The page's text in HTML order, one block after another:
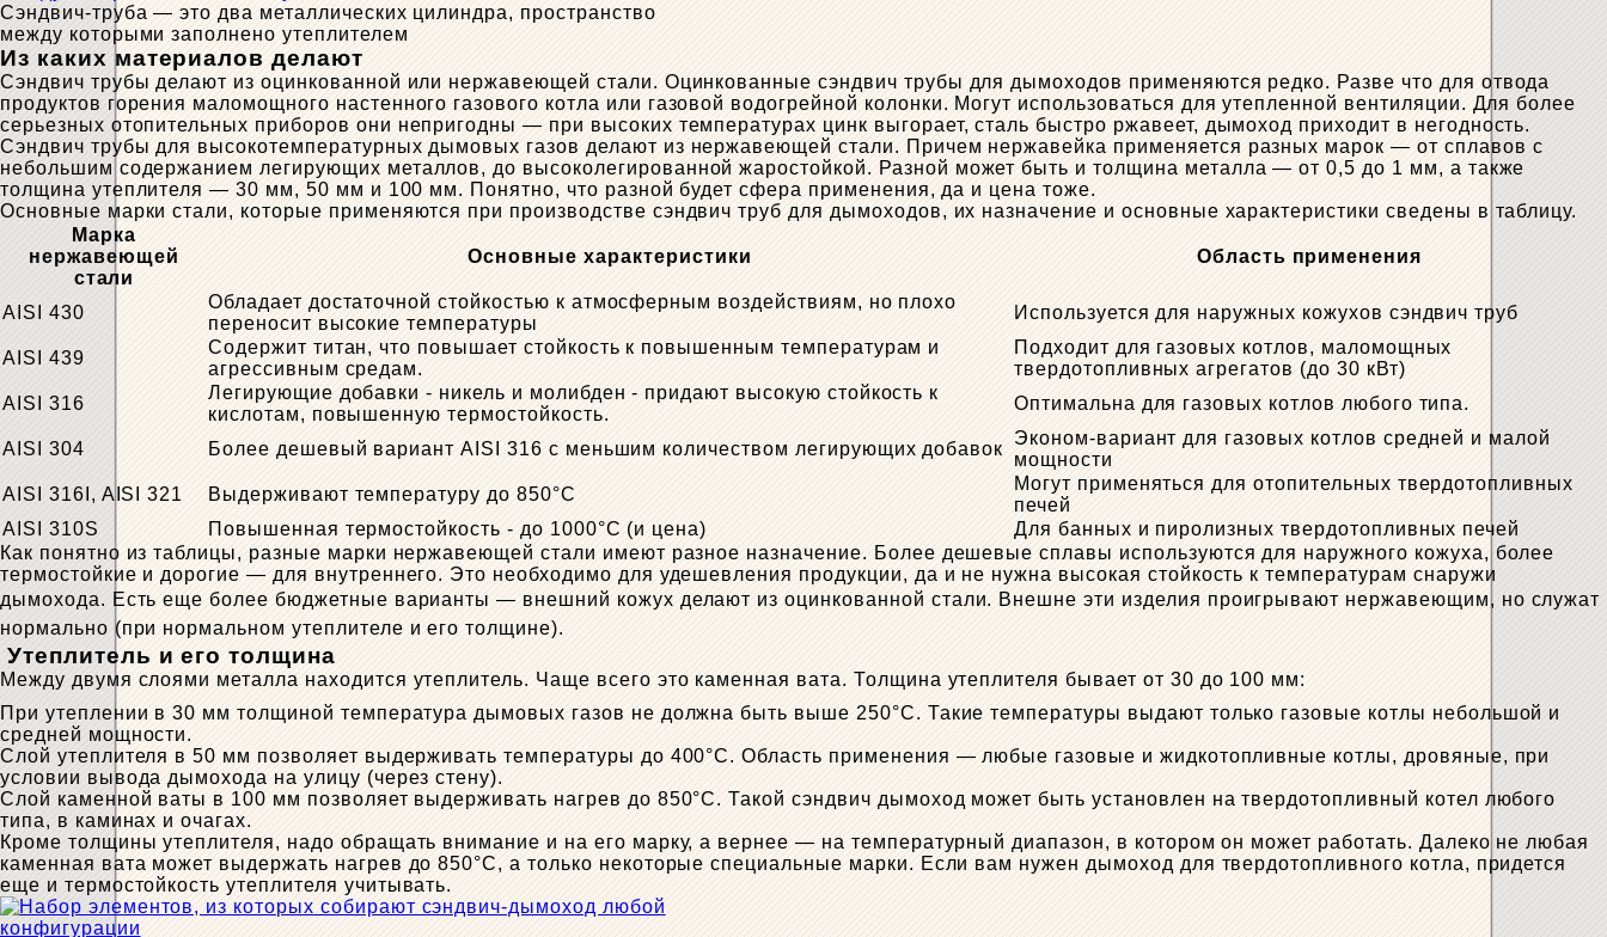
Сэндвич-труба — это два металлических цилиндра, пространство
между которыми заполнено утеплителем
Из каких материалов делают
Сэндвич трубы делают из оцинкованной или нержавеющей стали. Оцинкованные сэндвич трубы для дымоходов применяются редко. Разве что для отвода
продуктов горения маломощного настенного газового котла или газовой водогрейной колонки. Могут использоваться для утепленной вентиляции. Для более
серьезных отопительных приборов они непригодны — при высоких температурах цинк выгорает, сталь быстро ржавеет, дымоход приходит в негодность.
Сэндвич трубы для высокотемпературных дымовых газов делают из нержавеющей стали. Причем нержавейка применяется разных марок — от сплавов с
небольшим содержанием легирующих металлов, до высоколегированной жаростойкой. Разной может быть и толщина металла — от 0,5 до 1 мм, а также
толщина утеплителя — 30 мм, 50 мм и 100 мм. Понятно, что разной будет сфера применения, да и цена тоже.
Основные марки стали, которые применяются при производстве сэндвич труб для дымоходов, их назначение и основные характеристики сведены в таблицу.
Марка
нержавеющей
стали
Основные характеристики Область применения
AISI 430
Обладает достаточной стойкостью к атмосферным воздействиям, но плохо
переносит высокие температуры
Используется для наружных кожухов сэндвич труб
AISI 439
Содержит титан, что повышает стойкость к повышенным температурам и
агрессивным средам.
Подходит для газовых котлов, маломощных
твердотопливных агрегатов (до 30 кВт)
AISI 316
Легирующие добавки - никель и молибден - придают высокую стойкость к
кислотам, повышенную термостойкость.
Оптимальна для газовых котлов любого типа.
AISI 304 Более дешевый вариант AISI 316 с меньшим количеством легирующих добавок
Эконом-вариант для газовых котлов средней и малой
мощности
AISI 316I, AISI 321
Выдерживают температуру до 850°C
Могут применяться для отопительных твердотопливных
печей
AISI 310S
Повышенная термостойкость - до 1000°C (и цена)
Для банных и пиролизных твердотопливных печей
Как понятно из таблицы, разные марки нержавеющей стали имеют разное назначение. Более дешевые сплавы используются для наружного кожуха, более
термостойкие и дорогие — для внутреннего. Это необходимо для удешевления продукции, да и не нужна высокая стойкость к температурам снаружи
дымохода. Есть еще более бюджетные варианты — внешний кожух делают из оцинкованной стали. Внешне эти изделия проигрывают нержавеющим, но служат
нормально (при нормальном утеплителе и его толщине).
Утеплитель и его толщина
Между двумя слоями металла находится утеплитель. Чаще всего это каменная вата. Толщина утеплителя бывает от 30 до 100 мм:
При утеплении в 30 мм толщиной температура дымовых газов не должна быть выше 250°C. Такие температуры выдают только газовые котлы небольшой и
средней мощности.
Слой утеплителя в 50 мм позволяет выдерживать температуры до 400°C. Область применения — любые газовые и жидкотопливные котлы, дровяные, при
условии вывода дымохода на улицу (через стену).
Слой каменной ваты в 100 мм позволяет выдерживать нагрев до 850°C. Такой сэндвич дымоход может быть установлен на твердотопливный котел любого
типа, в каминах и очагах.
Кроме толщины утеплителя, надо обращать внимание и на его марку, а вернее — на температурный диапазон, в котором он может работать. Далеко не любая
каменная вата может выдержать нагрев до 850°C, а только некоторые специальные марки. Если вам нужен дымоход для твердотопливного котла, придется
еще и термостойкость утеплителя учитывать.